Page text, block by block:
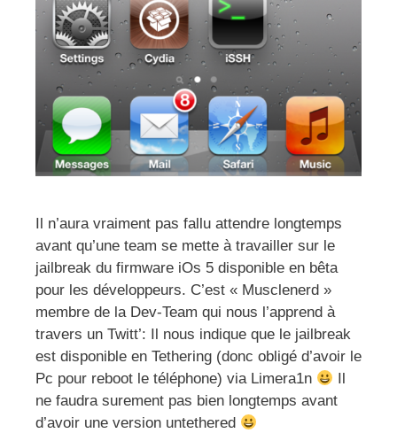
Il n’aura vraiment pas fallu attendre longtemps
avant qu’une team se mette à travailler sur le
jailbreak du firmware iOs 5 disponible en bêta
pour les développeurs. C’est « Musclenerd »
membre de la Dev-Team qui nous l’apprend à
travers un Twitt’: Il nous indique que le jailbreak
est disponible en Tethering (donc obligé d’avoir le
Pc pour reboot le téléphone) via Limera1n
ne faudra surement pas bien longtemps avant
d’avoir une version untethered